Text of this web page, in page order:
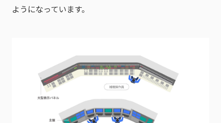
ようになっています。